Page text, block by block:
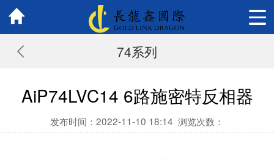
74系列
AiP74LVC14 6路施密特反相器
发布时间：2022-11-10 18:14 浏览次数：